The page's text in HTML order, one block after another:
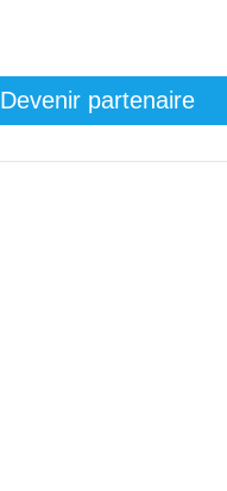
Devenir partenaire